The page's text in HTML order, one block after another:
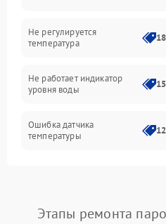
Не регулируется
температура
Не работает индикатор
уровня воды
Ошибка датчика
температуры
Ошибка платы управления
Этапы ремонта